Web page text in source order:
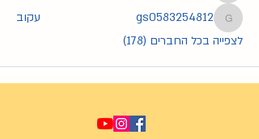
gs0583254812
gs0583254812
עקוב
לצפייה בכל החברים (178)